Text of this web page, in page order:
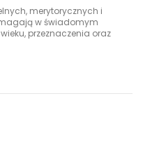
merytorycznych i
w świadomym
przeznaczenia oraz